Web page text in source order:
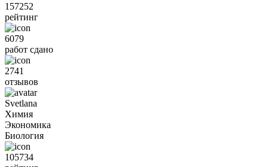
157252
рейтинг
6079
работ сдано
2741
отзывов
Svetlana
Химия
Экономика
Биология
105734